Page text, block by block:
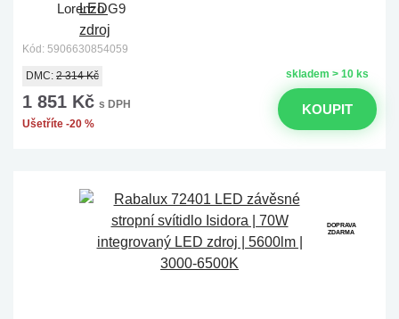
Lorenzo G9
Kód: 5906630854059
skladem > 10 ks
DMC: 2 314 Kč
1 851 Kč s DPH
Ušetříte -20 %
KOUPIT
DOPRAVA
ZDARMA